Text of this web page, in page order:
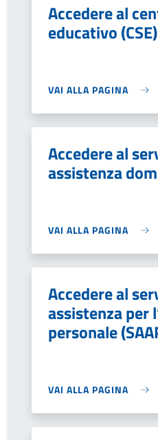
Accedere al
educativo (CSE)
VAI ALLA PAGINA
Accedere al
assistenza
VAI ALLA PAGINA
Accedere al
assistenza per
personale
VAI ALLA PAGINA